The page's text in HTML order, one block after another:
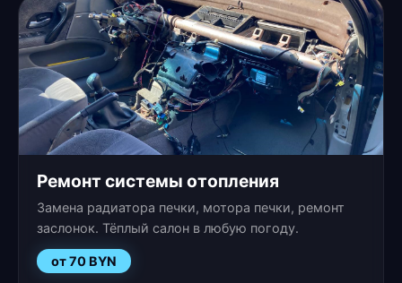
Ремонт системы отопления
Замена радиатора печки, мотора печки, ремонт
заслонок. Тёплый салон в любую погоду.
от 70 BYN